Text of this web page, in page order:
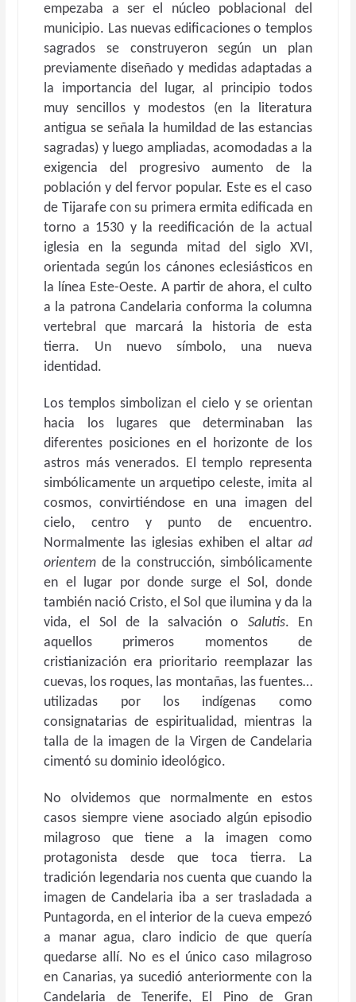
empezaba a ser el núcleo poblacional del
municipio. Las nuevas edificaciones o templos
sagrados se construyeron según un plan
previamente diseñado y medidas adaptadas a
la importancia del lugar, al principio todos
muy sencillos y modestos (en la literatura
antigua se señala la humildad de las estancias
sagradas) y luego ampliadas, acomodadas a la
exigencia del progresivo aumento de la
población y del fervor popular. Este es el caso
de Tijarafe con su primera ermita edificada en
torno a 1530 y la reedificación de la actual
iglesia en la segunda mitad del siglo XVI,
orientada según los cánones eclesiásticos en
la línea Este-Oeste. A partir de ahora, el culto
a la patrona Candelaria conforma la columna
vertebral que marcará la historia de esta
tierra. Un nuevo símbolo, una nueva
identidad.
Los templos simbolizan el cielo y se orientan
hacia los lugares que determinaban las
diferentes posiciones en el horizonte de los
astros más venerados. El templo representa
simbólicamente un arquetipo celeste, imita al
cosmos, convirtiéndose en una imagen del
cielo, centro y punto de encuentro.
Normalmente las iglesias exhiben el altar ad
orientem de la construcción, simbólicamente
en el lugar por donde surge el Sol, donde
también nació Cristo, el Sol que ilumina y da la
vida, el Sol de la salvación o Salutis. En
aquellos primeros momentos de
cristianización era prioritario reemplazar las
cuevas, los roques, las montañas, las fuentes…
utilizadas por los indígenas como
consignatarias de espiritualidad, mientras la
talla de la imagen de la Virgen de Candelaria
cimentó su dominio ideológico.
No olvidemos que normalmente en estos
casos siempre viene asociado algún episodio
milagroso que tiene a la imagen como
protagonista desde que toca tierra. La
tradición legendaria nos cuenta que cuando la
imagen de Candelaria iba a ser trasladada a
Puntagorda, en el interior de la cueva empezó
a manar agua, claro indicio de que quería
quedarse allí. No es el único caso milagroso
en Canarias, ya sucedió anteriormente con la
Candelaria de Tenerife, El Pino de Gran